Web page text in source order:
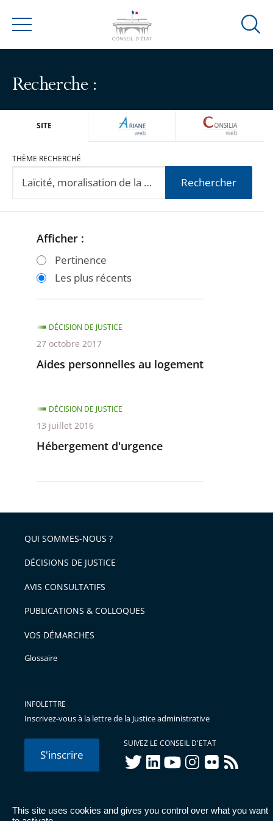
This site uses cookies and gives you control over what you want
Menu
Ouvrir
Recherche :
SITE ARIANEWEB
THÈME RECHERCHÉ
Rechercher
Passer
filtres
après
Passer
filtres
Afficher :
Pertinence
Les plus récents
Aides personnelles au logement
DÉCISION DE JUSTICE
27 octobre 2017
Hébergement d'urgence
DÉCISION DE JUSTICE
13 juillet 2016
QUI SOMMES-NOUS ?
DÉCISIONS DE JUSTICE
AVIS CONSULTATIFS
PUBLICATIONS & COLLOQUES
VOS DÉMARCHES
Glossaire
INFOLETTRE
Inscrivez-vous à la lettre de la Justice administrative
S'inscrire
SUIVEZ LE CONSEIL D'ETAT
twitterlinkedInyoutubeinstagram
flickr rss
© Conseil d'État 2026 - Mentions légales Données